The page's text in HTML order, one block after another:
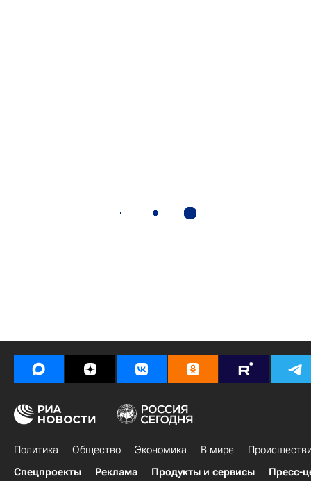
Политика Общество Экономика В мире
Спецпроекты
Реклама Продукты и сервисы Пресс-